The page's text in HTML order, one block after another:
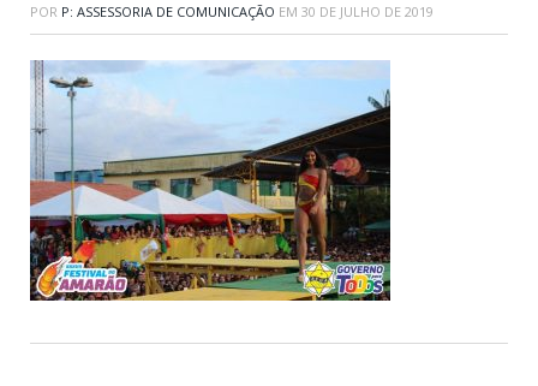
POR P: ASSESSORIA DE COMUNICAÇÃO EM 30 DE JULHO DE 2019